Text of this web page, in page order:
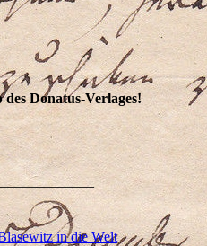
Donatus-Verlages!
in die Welt